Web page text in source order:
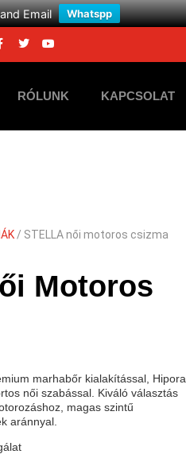
Email Whatspp
RÓLUNK KAPCSOLAT
/ STELLA női motoros csizma
Motoros
marhabőr kialakítással, Hipora
női szabással. Kiváló választás
magas szintű
aránnyal.